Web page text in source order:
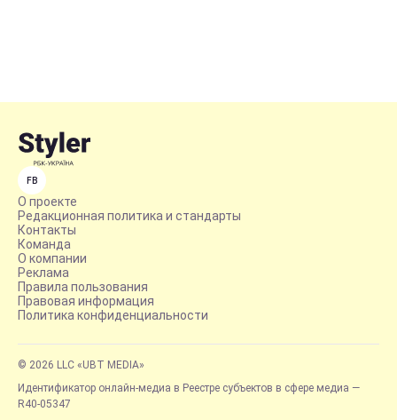
FB
О проекте
Редакционная политика и стандарты
Контакты
Команда
О компании
Реклама
Правила пользования
Правовая информация
Политика конфиденциальности
© 2026 LLC «UBT MEDIA»
Идентификатор онлайн-медиа в Реестре субъектов в сфере медиа —
R40-05347